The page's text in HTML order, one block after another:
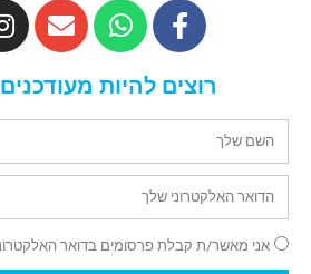
רוצים להיות
אני מאשר/ת קבלת פרסומים בדואר